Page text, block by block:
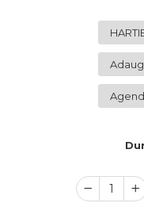
Cadouri
Cadouri pentru profesori
Cadouri pentru mama
Cadouri pentru tata